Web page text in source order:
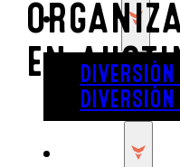
JUGAR
EN